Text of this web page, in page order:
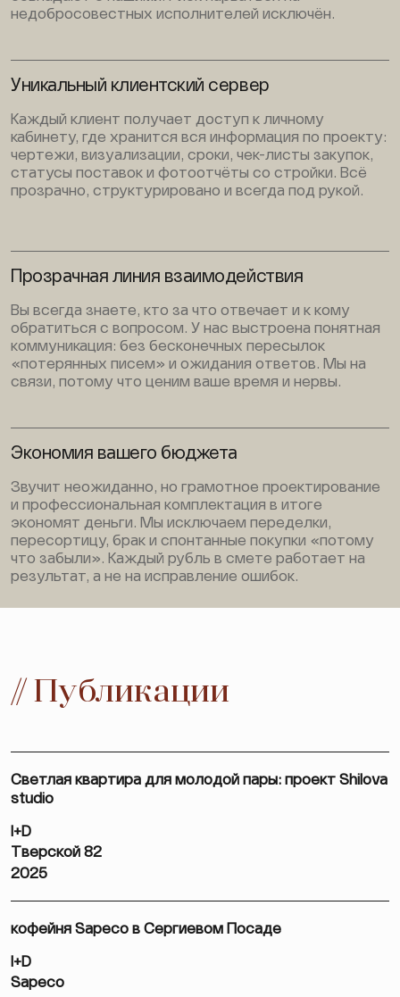
недобросовестных исполнителей исключён.
Уникальный клиентский сервер
Каждый клиент получает доступ к личному
кабинету, где хранится вся информация по проекту:
чертежи, визуализации, сроки, чек-листы закупок,
статусы поставок и фотоотчёты со стройки. Всё
прозрачно, структурировано и всегда под рукой.
Прозрачная линия взаимодействия
Вы всегда знаете, кто за что отвечает и к кому
обратиться с вопросом. У нас выстроена понятная
коммуникация: без бесконечных пересылок
«потерянных писем» и ожидания ответов. Мы на
связи, потому что ценим ваше время и нервы.
Экономия вашего бюджета
Звучит неожиданно, но грамотное проектирование
и профессиональная комплектация в итоге
экономят деньги. Мы исключаем переделки,
пересортицу, брак и спонтанные покупки «потому
что забыли». Каждый рубль в смете работает на
результат, а не на исправление ошибок.
// Публикации
Светлая квартира для молодой пары: проект Shilova
studio
I+D
Тверской 82
2025
кофейня Sapeco в Сергиевом Посаде
I+D
Sapeco